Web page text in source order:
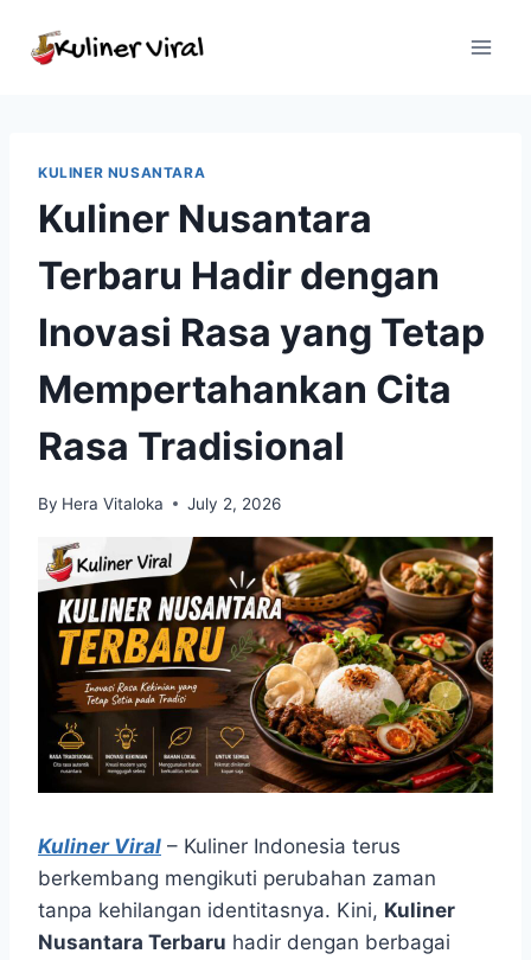
KULINER NUSANTARA
Kuliner Nusantara
Terbaru Hadir dengan
Inovasi Rasa yang Tetap
Mempertahankan Cita
Rasa Tradisional
By Hera Vitaloka July 2, 2026
Kuliner Viral – Kuliner Indonesia terus
berkembang mengikuti perubahan zaman
tanpa kehilangan identitasnya. Kini, Kuliner
Nusantara Terbaru hadir dengan berbagai